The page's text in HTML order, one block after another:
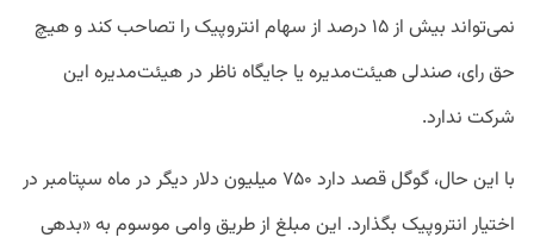
نمی‌تواند بیش از ۱۵ درصد از سهام انتروپیک را تصاحب کند و هیچ
حق رای، صندلی هیئت‌مدیره یا جایگاه ناظر در هیئت‌مدیره این
شرکت ندارد.
با این حال، گوگل قصد دارد ۷۵۰ میلیون دلار دیگر در ماه سپتامبر در
اختیار انتروپیک بگذارد. این مبلغ از طریق وامی موسوم به «بدهی